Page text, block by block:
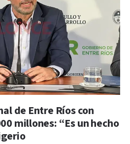
de Entre Ríos con
millones: “Es un hecho